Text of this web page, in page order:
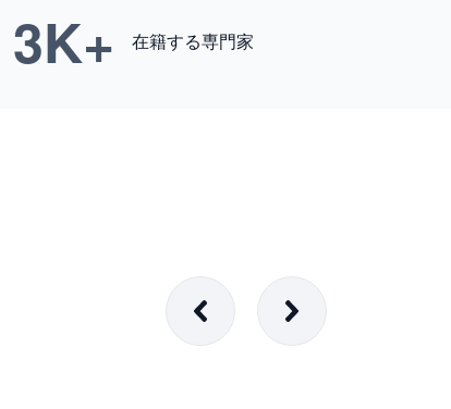
3K+ 在籍する専門家